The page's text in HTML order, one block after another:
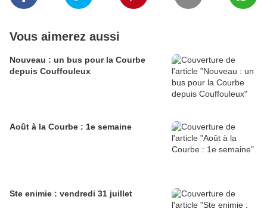
Vous aimerez aussi
Nouveau : un bus pour la Courbe
depuis Couffouleux
Août à la Courbe : 1e semaine
Ste enimie : vendredi 31 juillet